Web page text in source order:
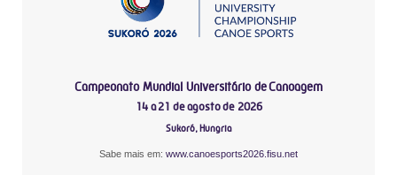
Campeonato Mundial Universitário de Canoagem
14 a 21 de agosto de 2026
Sukoró, Hungria
Sabe mais em: www.canoesports2026.fisu.net